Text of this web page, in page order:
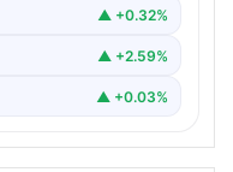
▲ +0.32%
▲ +2.59%
▲ +0.03%